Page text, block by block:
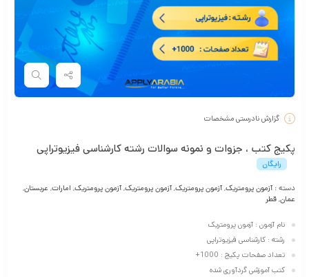
گزارش نادرستی مشخصات
پکیج کتب ، جزوات و نمونه سوالات رشته کارشناسی فیزیوتراپی
رایگان
دسته : آزمون پرومتریک,آزمون پرومتریک,آزمون پرومتریک,آزمون پرومتریک, امارات,عربستان,
عمان,قطر
نام آزمون : آزمون پرومتریک
رشته : کارشناسی فیزیوتراپی
تعداد صفحات پکیج : 1000+
کتب آموزشی گردآوری شده